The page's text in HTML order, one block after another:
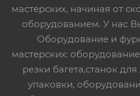
мастерских, начиная от
оборудованием. У нас
Оборудование и
мастерских:
резки багета,станок
упаковки,